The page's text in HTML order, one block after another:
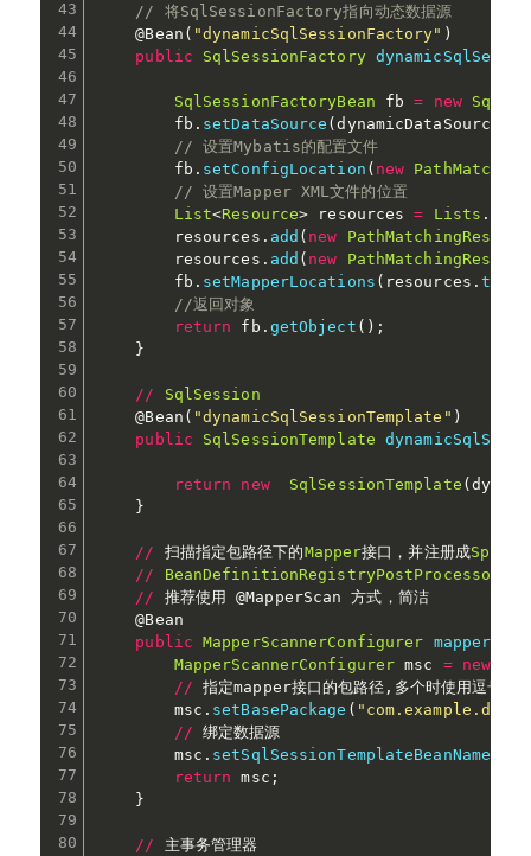
// 将SqlSessionFactory指向动态数据源
@Bean ( "dynamicSqlSessionFactory" )
public
SqlSessionFactory
SqlSessionFactoryBean fb = new
        fb
. setDataSource (dynamicDataSource
// 设置Mybatis的配置文件
        fb
. setConfigLocation ( new
// 设置Mapper XML文件的位置
List<Resource> resources = Lists .
        resources
. add ( new
        resources
. add ( new
        fb
. setMapperLocations ( resources .
//返回对象
return fb . getObject ( ) ;
}
/ /
SqlSession
@Bean ( "dynamicSqlSessionTemplate" )
public
SqlSessionTemplate
return new SqlSessionTemplate (
}
/ / 扫描指定包路径下的Mapper接口，并注册成Spring
/ / BeanDefinitionRegistryPostProcessor
/ / 推荐使用 @MapperScan 方式，简洁
@Bean
public
MapperScannerConfigurer
MapperScannerConfigurer msc = new
/ / 指定mapper接口的包路径 , 多个时使用逗号分
        msc
. setBasePackage (
/ / 绑定数据源
        msc
. setSqlSessionTemplateBeanName
return msc ;
}
/ /
主事务管理器